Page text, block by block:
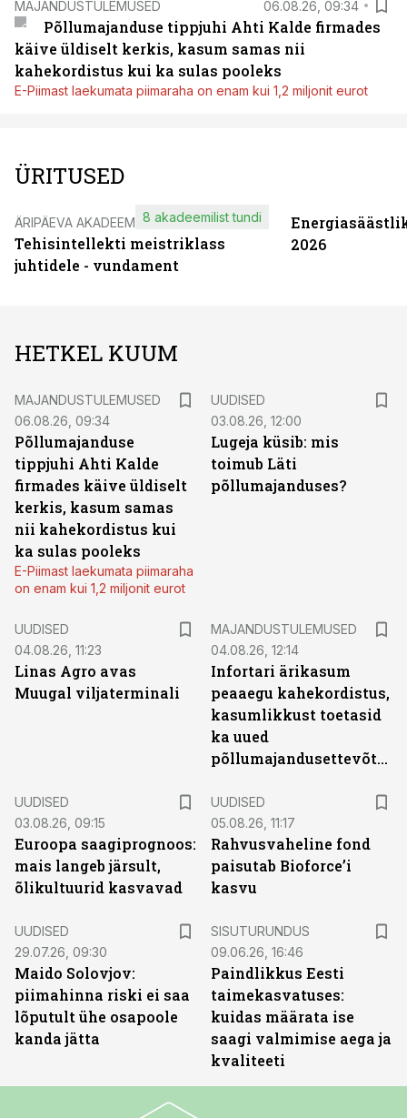
MAJANDUSTULEMUSED 06.08.26, 09:34
Põllumajanduse tippjuhi Ahti Kalde firmades
käive üldiselt kerkis, kasum samas nii
kahekordistus kui ka sulas pooleks
E-Piimast laekumata piimaraha on enam kui 1,2 miljonit eurot
ÜRITUSED
ÄRIPÄEVA AKADEEMIA
Tehisintellekti meistriklass
juhtidele - vundament
8 akadeemilist tundi
2026
HETKEL KUUM
MAJANDUSTULEMUSED
06.08.26, 09:34
Põllumajanduse
tippjuhi Ahti Kalde
firmades käive üldiselt
kerkis, kasum samas
nii kahekordistus kui
ka sulas pooleks
E-Piimast laekumata piimaraha
on enam kui 1,2 miljonit eurot
UUDISED
03.08.26, 12:00
Lugeja küsib: mis
toimub Läti
põllumajanduses?
UUDISED
04.08.26, 11:23
Linas Agro avas
Muugal viljaterminali
MAJANDUSTULEMUSED
04.08.26, 12:14
Infortari ärikasum
peaaegu kahekordistus,
kasumlikkust toetasid
ka uued
põllumajandusettevõtted
UUDISED
03.08.26, 09:15
Euroopa saagiprognoos:
mais langeb järsult,
õlikultuurid kasvavad
UUDISED
05.08.26, 11:17
Rahvusvaheline fond
paisutab Bioforce’i
kasvu
UUDISED
29.07.26, 09:30
Maido Solovjov:
piimahinna riski ei saa
lõputult ühe osapoole
kanda jätta
SISUTURUNDUS
09.06.26, 16:46
Paindlikkus Eesti
taimekasvatuses:
kuidas määrata ise
saagi valmimise aega ja
kvaliteeti